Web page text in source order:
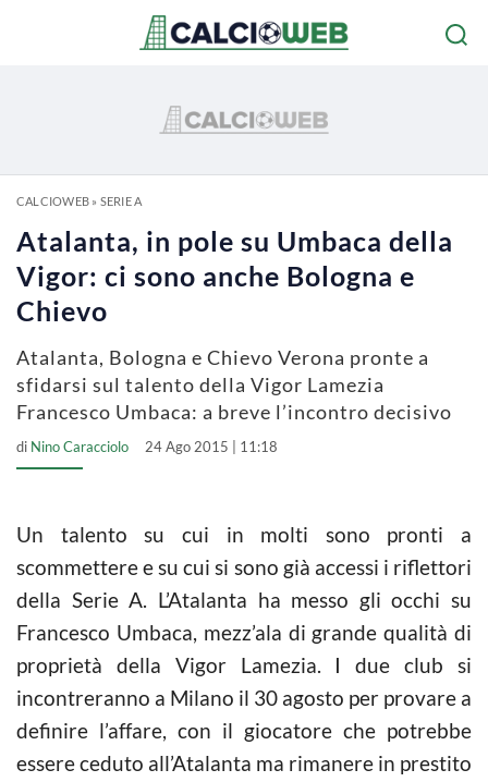
CALCIOWEB» SERIE A
Atalanta, in pole su Umbaca della
Vigor: ci sono anche Bologna e
Chievo
Atalanta, Bologna e Chievo Verona pronte a
sfidarsi sul talento della Vigor Lamezia
Francesco Umbaca: a breve l’incontro decisivo
di Nino Caracciolo 24 Ago 2015 | 11:18
Un talento su cui in molti sono pronti a
scommettere e su cui si sono già accessi i riflettori
della Serie A. L’Atalanta ha messo gli occhi su
Francesco Umbaca, mezz’ala di grande qualità di
proprietà della Vigor Lamezia. I due club si
incontreranno a Milano il 30 agosto per provare a
definire l’affare, con il giocatore che potrebbe
essere ceduto all’Atalanta ma rimanere in prestito